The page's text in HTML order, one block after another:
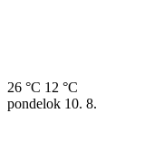
26 °C 12 °C
pondelok 10. 8.